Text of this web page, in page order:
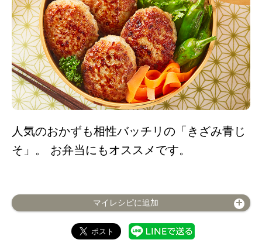
人気のおかずも相性バッチリの「きざみ青じ
そ」。 お弁当にもオススメです。
マイレシピに追加